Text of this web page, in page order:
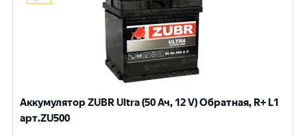
Аккумулятор ZUBR Ultra (50 Ач, 12 V) Обратная, R+ L1
арт.ZU500